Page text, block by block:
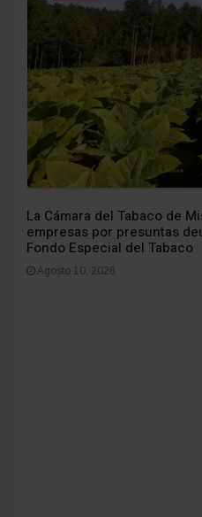
La Cámara del Tabaco de
empresas por presuntas
Fondo Especial del Tabaco
Agosto 10, 2026